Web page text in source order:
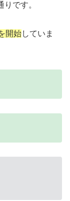
です。
開始していま